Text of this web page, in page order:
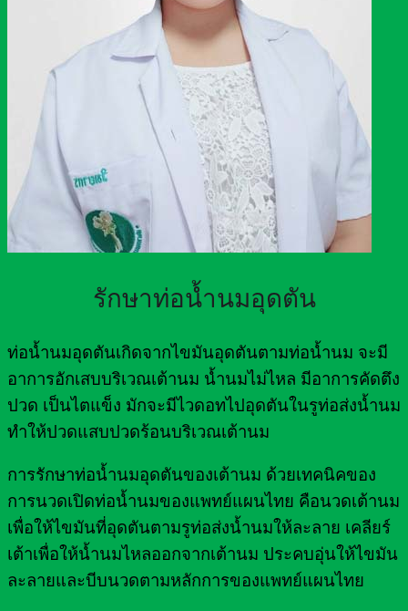
รักษาท่อน้ำนมอุดตัน
ท่อน้ำนมอุดตันเกิดจากไขมันอุดตันตามท่อน้ำนม จะมี
อาการอักเสบบริเวณเต้านม น้ำนมไม่ไหล มีอาการคัดตึง
ปวด เป็นไตแข็ง มักจะมีไวดอทไปอุดตันในรูท่อส่งน้ำนม
ทำให้ปวดแสบปวดร้อนบริเวณเต้านม
การรักษาท่อน้ำนมอุดตันของเต้านม ด้วยเทคนิคของ
การนวดเปิดท่อน้ำนมของแพทย์แผนไทย คือนวดเต้านม
เพื่อให้ไขมันที่อุดตันตามรูท่อส่งน้ำนมให้ละลาย เคลียร์
เต้าเพื่อให้น้ำนมไหลออกจากเต้านม ประคบอุ่นให้ไขมัน
ละลายและบีบนวดตามหลักการของแพทย์แผนไทย